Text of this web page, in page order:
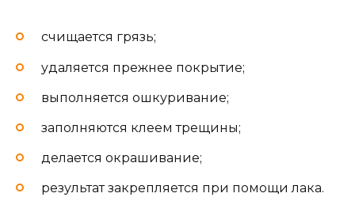
счищается грязь;
удаляется прежнее покрытие;
выполняется ошкуривание;
заполняются клеем трещины;
делается окрашивание;
результат закрепляется при помощи лака.